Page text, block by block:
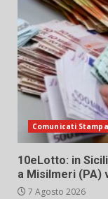
Comunicati Stampa
10eLotto: in
a Misilmeri (PA)
7 Agosto 2026